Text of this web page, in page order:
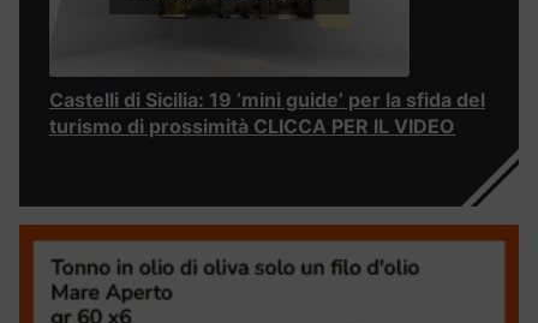
Castelli di Sicilia: 19 ‘mini guide’ per la sfida del
turismo di prossimità CLICCA PER IL VIDEO